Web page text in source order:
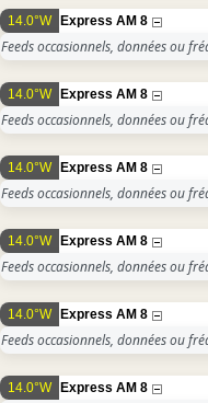
14.0°W Express AM 8
Feeds occasionnels, données ou
14.0°W Express AM 8
Feeds occasionnels, données ou
14.0°W Express AM 8
Feeds occasionnels, données ou
14.0°W Express AM 8
Feeds occasionnels, données ou
14.0°W Express AM 8
Feeds occasionnels, données ou
14.0°W Express AM 8